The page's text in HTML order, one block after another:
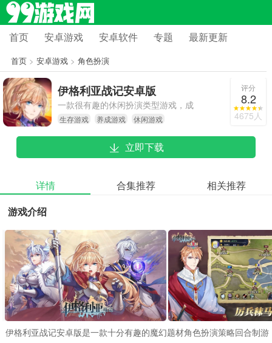
首页 安卓游戏 安卓软件 专题 最新更新
首页> 安卓游戏> 角色扮演
伊格利亚战记安卓版
一款很有趣的休闲扮演类型游戏，成
为最厉害的策略部署者吧
生存游戏 养成游戏 休闲游戏
评分
8.2
4675人
立即下载
详情 合集推荐
相关推荐
游戏介绍
伊格利亚战记安卓版是一款十分有趣的魔幻题材角色扮演策略回合制游